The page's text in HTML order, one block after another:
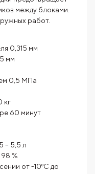
между блоками.
работ.
0,315 мм
мм
0,5 МПа
кг
60 минут
– 5,5 л
%
от -10ºС до